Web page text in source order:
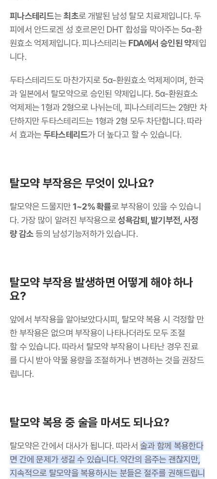
피나스테리드는최초로 개발된 남성 탈모 치료제입니다. 두
피에서 안드로겐 성 호르몬인 DHT 합성을 막아주는 5α-환
원효소 억제제입니다. 피나스테리는 FDA에서 승인된 약제입
니다.
두타스테리드도 마찬가지로 5α-환원효소 억제제이며, 한국
과 일본에서 탈모약으로 승인된 약제입니다. 5α-환원효소
억제제는 1형과 2형으로 나뉘는데, 피나스테리드는 2형만 차
단하지만 두타스테리드는 1형과 2형 모두 차단합니다. 따라
서 효과는 두타스테리드가 더 높다고 할 수 있습니다.
탈모약 부작용은 무엇이 있나요?
탈모약은 드물지만 1~2% 확률로 부작용이 있을 수 있습니
다. 가장 많이 알려진 부작용으로성욕감퇴, 발기부전, 사정
량 감소등의 남성기능저하가 있습니다.
탈모약 부작용 발생하면 어떻게 해야 하나
요?
앞에서 부작용을 알아보았다시피, 탈모약 복용 시 걱정할 만
한 부작용은 없으며 부작용이 나타나더라도 모두 조절
할 수 있습니다. 따라서 탈모약 부작용이 나타난 경우 진료
를 다시 받아 약물 용량을 조절하거나 변경하는 것을 권장드
립니다.
탈모약 복용 중 술을 마셔도 되나요?
탈모약은 간에서 대사가 됩니다. 따라서술과 함께 복용한다
면 간에 문제가 생길 수 있습니다. 약간의 음주는 괜찮지만,
지속적으로 탈모약을 복용하시는 분들은 절주를 권해드립니